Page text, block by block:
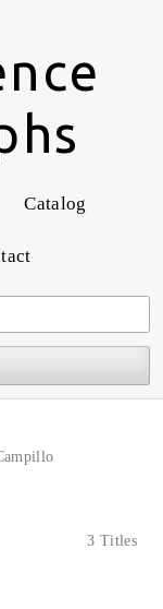
Catalog
3 Titles